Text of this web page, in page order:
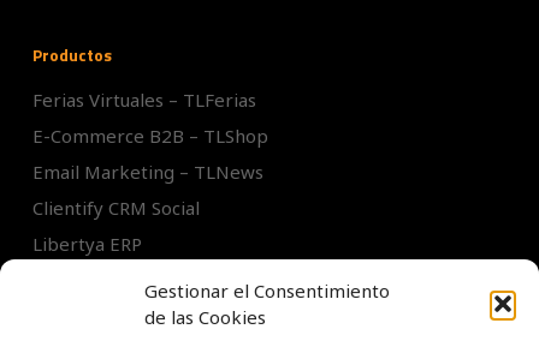
Gestionar el Consentimiento
de las Cookies
Productos
Ferias Virtuales – TLFerias
E-Commerce B2B – TLShop
Email Marketing – TLNews
Clientify CRM Social
Libertya ERP
Intranets / Extranets